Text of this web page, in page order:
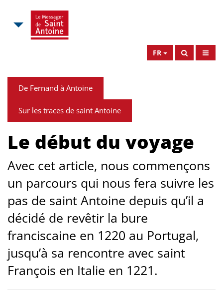
FR
De Fernand à Antoine
Sur les traces de saint Antoine
Le début du voyage
Avec cet article, nous commençons
un parcours qui nous fera suivre les
pas de saint Antoine depuis qu’il a
décidé de revêtir la bure
franciscaine en 1220 au Portugal,
jusqu’à sa rencontre avec saint
François en Italie en 1221.